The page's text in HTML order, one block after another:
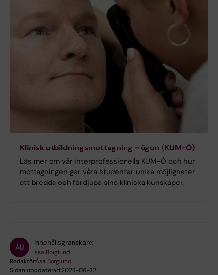
Klinisk utbildningsmottagning - ögon (KUM-Ö)
Läs mer om vår interprofessionella KUM-Ö och hur
mottagningen ger våra studenter unika möjligheter
att bredda och fördjupa sina kliniska kunskaper.
ÅB Innehållsgranskare:
Åsa Borglund
Redaktör:Åsa Borglund
Sidan uppdaterad:2026-06-22